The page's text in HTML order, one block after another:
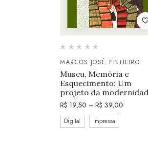
MARCOS JOSÉ PINHEIRO
Museu, Memória e
Esquecimento: Um
projeto da
R$ 19,50 – R$ 39,00
Digital Impressa